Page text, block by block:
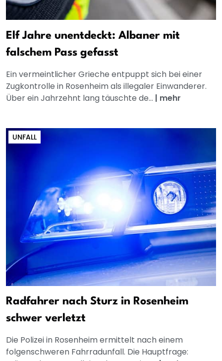
Elf Jahre unentdeckt: Albaner mit
falschem Pass gefasst
Ein vermeintlicher Grieche entpuppt sich bei einer
Zugkontrolle in Rosenheim als illegaler Einwanderer.
Über ein Jahrzehnt lang täuschte de... | mehr
UNFALL
Radfahrer nach Sturz in Rosenheim
schwer verletzt
Die Polizei in Rosenheim ermittelt nach einem
folgenschweren Fahrradunfall. Die Hauptfrage: